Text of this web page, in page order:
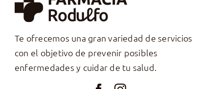
Te ofrecemos una gran variedad de servicios
con el objetivo de prevenir posibles